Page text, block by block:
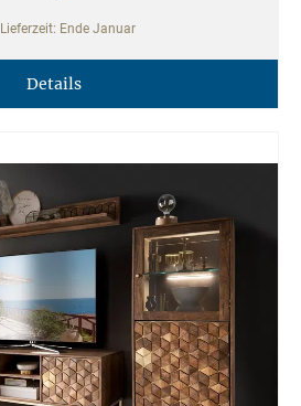
Lieferzeit: Ende Januar
Details